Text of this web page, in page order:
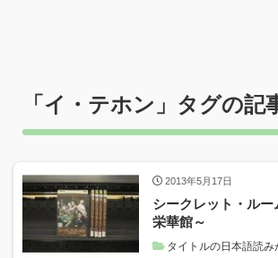
「イ・テホン 」タグの記
2013年5月17日
シークレット・ルー
栄華館～
タイトルの日本語読